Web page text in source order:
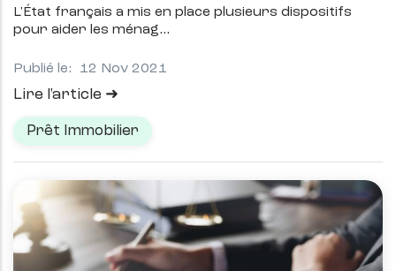
L'État français a mis en place plusieurs dispositifs
pour aider les ménag
Publié le: 12 Nov 2021
Lire l'article
Prêt Immobilier